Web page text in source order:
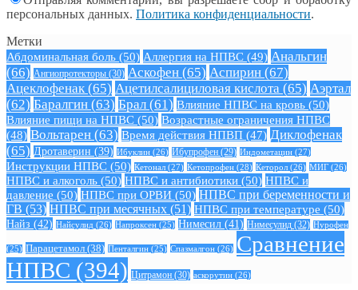
персональных данных. Политика конфиденциальности.
Метки
Абдоминальная боль (50) Аллергия на НПВС (49) Анальгин
(66) Ангиопротекторы (30) Аскофен (65) Аспирин (67)
Ацеклофенак (65) Ацетилсалициловая кислота (65) Аэртал
(62) Баралгин (63) Брал (61) Влияние НПВС на кровь (50)
Влияние пищи на НПВС (50) Возрастные ограничения НПВС
(48) Вольтарен (63) Время действия НПВП (47) Диклофенак
(65) Дротаверин (39) Ибуклин (26) Ибупрофен (29) Индометацин (27)
Инструкции НПВС (50) Кетонал (27) Кетопрофен (28) Кеторол (26) МИГ (26)
НПВС и алкоголь (50) НПВС и антибиотики (50) НПВС и
давление (50) НПВС при ОРВИ (50) НПВС при беременности и
ГВ (53) НПВС при месячных (51) НПВС при температуре (50)
Найз (42) Найсулид (26) Напроксен (25) Нимесил (41) Нимесулид (32) Нурофен
(25) Парацетамол (38) Пенталгин (25) Спазмалгон (26) Сравнение
НПВС (394) Цитрамон (30) аскорутин (26)